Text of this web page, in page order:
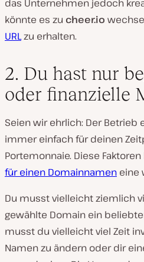
das Unternehmen jedoch
könnte es zu cheer.io
URLzu erhalten.
2. Du hast nur
oder finanzielle
Seien wir ehrlich: Der Betrieb
immer einfach für deinen
Portemonnaie. Diese
für einen Domainnamen eine
Du musst vielleicht ziemlich
gewählte Domain ein
musst du vielleicht viel Zeit
Namen zu ändern oder dir